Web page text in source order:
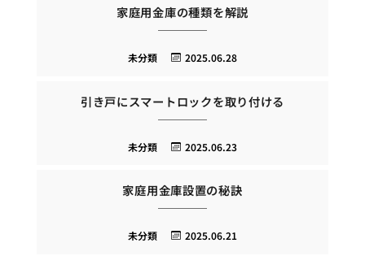
家庭用金庫の種類を解説
2025.06.28
未分類
引き戸にスマートロックを取り付ける
2025.06.23
未分類
家庭用金庫設置の秘訣
2025.06.21
未分類